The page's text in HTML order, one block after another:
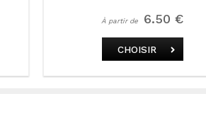
À partir de 6.50 €
CHOISIR